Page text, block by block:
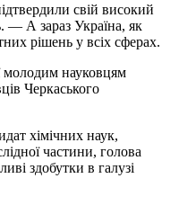
свій високий
— А зараз Україна, як
рішень у всіх сферах.
молодим науковцям
Черкаського
хімічних наук,
частини, голова
здобутки в галузі